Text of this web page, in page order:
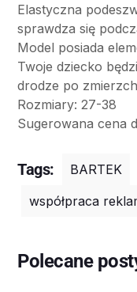
Elastyczna
sprawdza się
Model posiada
Twoje dziecko
drodze po
Rozmiary: 27-38
Sugerowana cena
Tags: BARTEK
współpraca
Polecane